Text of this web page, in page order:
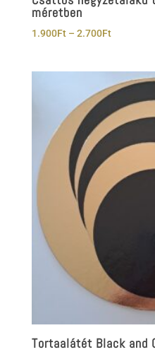
méretben
1.900Ft – 2.700Ft
2.700Ft
Tortaalátét Black and